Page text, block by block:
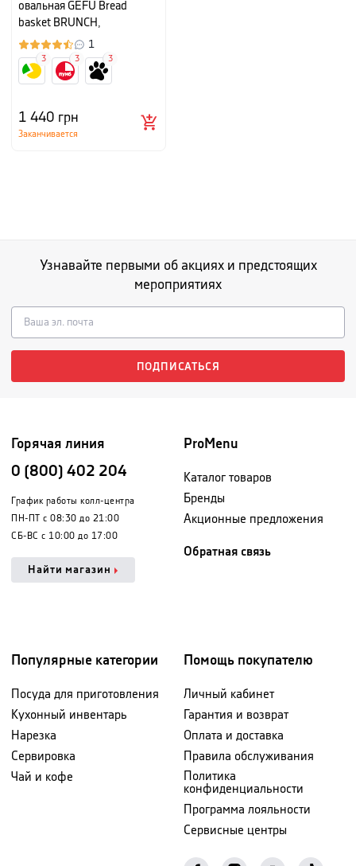
овальная GEFU Bread
basket BRUNCH,
33,5х15х11,5 см, белый
1
1 440 грн
Заканчивается
3 3 3
Узнавайте первыми об акциях и предстоящих
мероприятиях
ПОДПИСАТЬСЯ
Горячая линия
0 (800) 402 204
График работы колл-центра
ПН-ПТ с 08:30 до 21:00
СБ-ВС с 10:00 до 17:00
Найти магазин
ProMenu
Каталог товаров
Бренды
Акционные предложения
Обратная связь
Популярные категории
Посуда для приготовления
Кухонный инвентарь
Нарезка
Сервировка
Чай и кофе
Помощь покупателю
Личный кабинет
Гарантия и возврат
Оплата и доставка
Правила обслуживания
Политика
конфиденциальности
Программа лояльности
Сервисные центры